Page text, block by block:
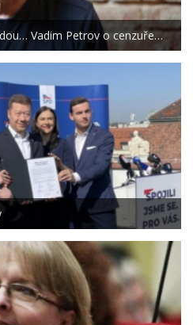
Vadim Petrov o cenzuře…